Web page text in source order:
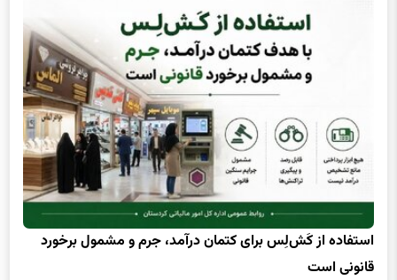
استفاده از کَش‌لِس برای کتمان درآمد، جرم و مشمول برخورد
قانونی است